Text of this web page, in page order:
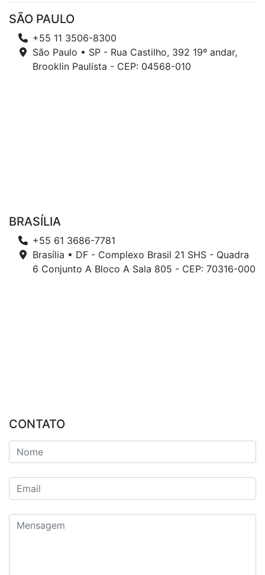
SÃO PAULO
+55 11 3506-8300
São Paulo • SP - Rua Castilho, 392 19º andar,
Brooklin Paulista - CEP: 04568-010
BRASÍLIA
+55 61 3686-7781
Brasília • DF - Complexo Brasil 21 SHS - Quadra
6 Conjunto A Bloco A Sala 805 - CEP: 70316-000
CONTATO